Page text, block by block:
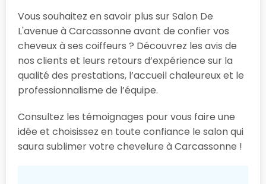
Vous souhaitez en savoir plus sur Salon De
L'avenue à Carcassonne avant de confier vos
cheveux à ses coiffeurs ? Découvrez les avis de
nos clients et leurs retours d’expérience sur la
qualité des prestations, l’accueil chaleureux et le
professionnalisme de l’équipe.
Consultez les témoignages pour vous faire une
idée et choisissez en toute confiance le salon qui
saura sublimer votre chevelure à Carcassonne !